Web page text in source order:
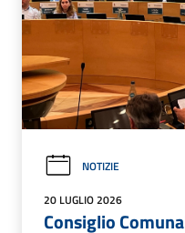
NOTIZIE
20 LUGLIO 2026
Consiglio